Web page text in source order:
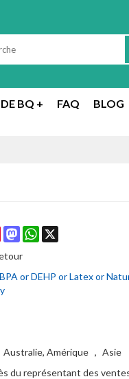
BQ + FAQ BLOG
PinterestMastodonWhatsApp
or DEHP or Latex or
Australie, Amérique ， Asie
du représentant des